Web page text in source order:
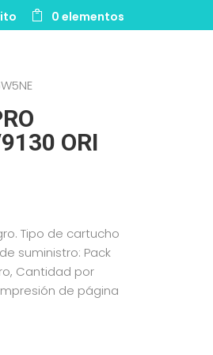
0 elementos
ORI
Tipo de cartucho
suministro: Pack
Cantidad por
de página